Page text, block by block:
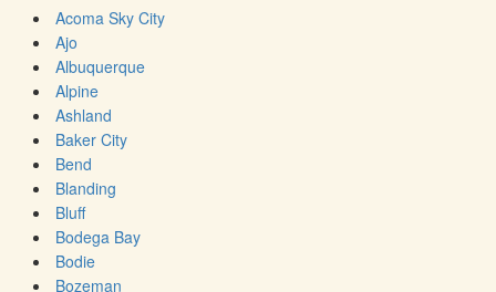
Acoma Sky City
Ajo
Albuquerque
Alpine
Ashland
Baker City
Bend
Blanding
Bluff
Bodega Bay
Bodie
Bozeman